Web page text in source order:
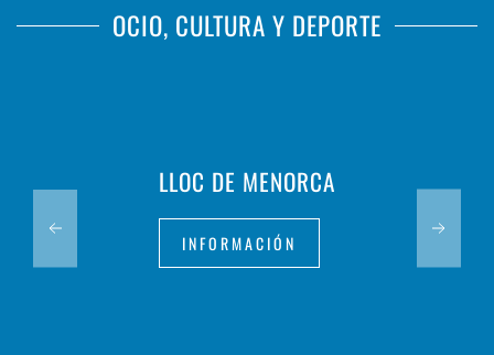
OCIO, CULTURA Y DEPORTE
LLOC DE MENORCA
INFORMACIÓN